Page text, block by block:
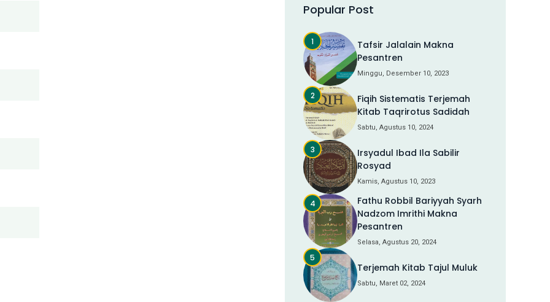
Popular Post
Tafsir Jalalain Makna
Pesantren
Minggu, Desember 10, 2023
Fiqih Sistematis Terjemah
Kitab Taqrirotus Sadidah
Sabtu, Agustus 10, 2024
Irsyadul Ibad Ila Sabilir
Rosyad
Kamis, Agustus 10, 2023
Fathu Robbil Bariyyah Syarh
Nadzom Imrithi Makna
Pesantren
Selasa, Agustus 20, 2024
Terjemah Kitab Tajul Muluk
Sabtu, Maret 02, 2024